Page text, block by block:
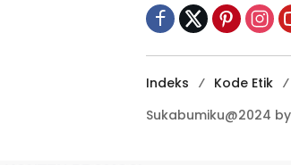
Indeks Kode Etik
Sukabumiku@2024